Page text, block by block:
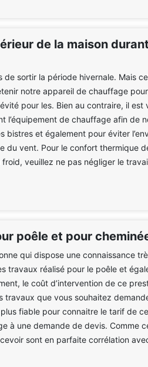
de la maison durant
de sortir la période hivernale. Mais
notre appareil de chauffage
pour les. Bien au contraire, il est
l’équipement de chauffage afin de
bistres et également pour éviter
du vent. Pour le confort thermique
veuillez ne pas négliger le
poêle et pour
qui dispose une connaissance
travaux réalisé pour le poêle et
le coût d’intervention de ce
travaux que vous souhaitez
fiable pour connaitre le tarif de ce
à une demande de devis. Comme
sont en parfaite corrélation